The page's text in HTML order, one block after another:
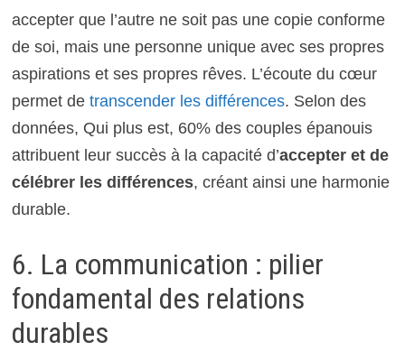
accepter que l’autre ne soit pas une copie conforme
de soi, mais une personne unique avec ses propres
aspirations et ses propres rêves. L’écoute du cœur
permet de transcender les différences. Selon des
données, Qui plus est, 60% des couples épanouis
attribuent leur succès à la capacité d’accepter et de
célébrer les différences, créant ainsi une harmonie
durable.
6. La communication : pilier
fondamental des relations
durables